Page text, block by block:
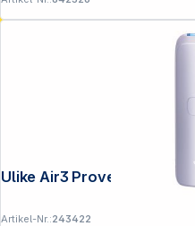
Artikel-Nr.:243422